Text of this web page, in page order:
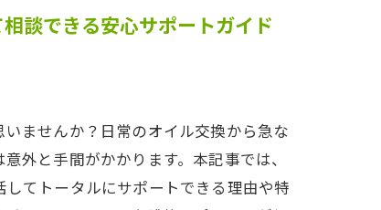
談できる安心サポートガイド
ませんか？日常のオイル交換から急な
外と手間がかかります。本記事では、
てトータルにサポートできる理由や特